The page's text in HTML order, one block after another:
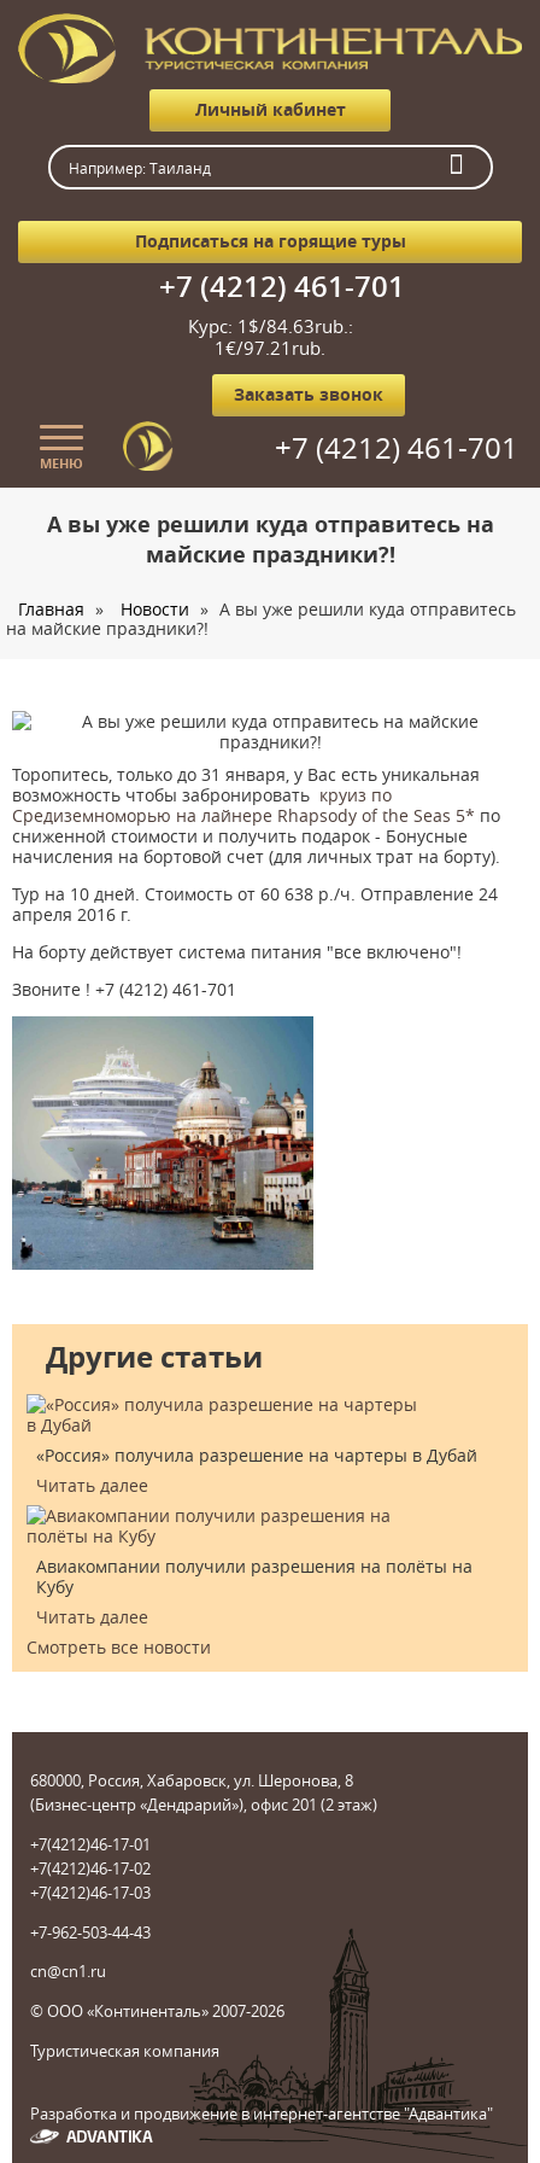
Личный кабинет
Подписаться на горящие туры
+7 (4212) 461-701
Курс: 1$/84.63rub.:
1€/97.21rub.
Заказать звонок
МЕНЮ +7 (4212) 461-701
Туры
Корпоративное обслуживание
Контакты
А вы уже решили куда отправитесь на
майские праздники?!
Главная » Новости » А вы уже решили куда отправитесь
на майские праздники?!
Торопитесь, только до 31 января, у Вас есть уникальная
возможность чтобы забронировать круиз по
Средиземноморью на лайнере Rhapsody of the Seas 5* по
сниженной стоимости и получить подарок - Бонусные
начисления на бортовой счет (для личных трат на борту).
Тур на 10 дней. Стоимость от 60 638 р./ч. Отправление 24
апреля 2016 г.
На борту действует система питания "все включено"!
Звоните ! +7 (4212) 461-701
Другие статьи
«Россия» получила разрешение на чартеры в Дубай
Читать далее
Авиакомпании получили разрешения на полёты на
Кубу
Читать далее
Смотреть все новости
680000, Россия, Хабаровск, ул. Шеронова, 8
(Бизнес-центр «Дендрарий»), офис 201 (2 этаж)
+7(4212)46-17-01
+7(4212)46-17-02
+7(4212)46-17-03
+7-962-503-44-43
cn@cn1.ru
© ООО «Континенталь» 2007-2026
Туристическая компания
Разработка и продвижение в интернет-агентстве "Адвантика"